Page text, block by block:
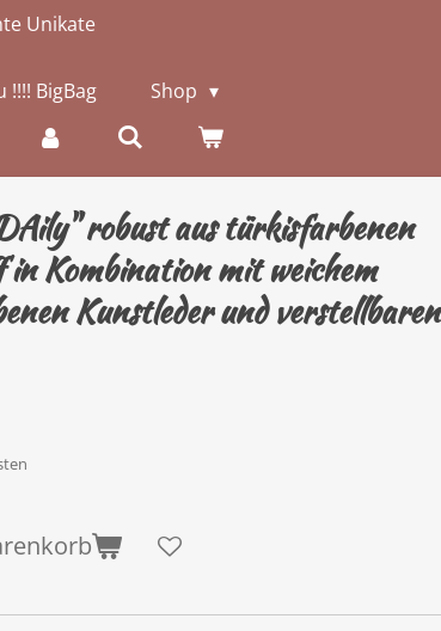
Unikate
!!!! BigBag
Shop
robust aus türkisfarbenen
in Kombination mit weichem
Kunstleder und verstellbaren